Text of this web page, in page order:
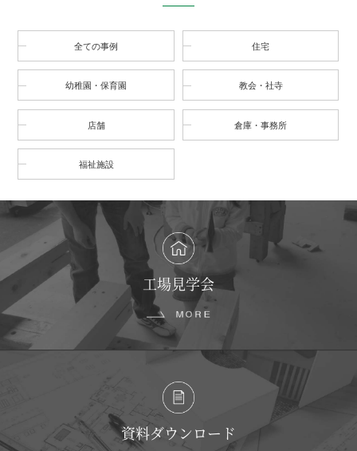
全ての事例 住宅
幼稚園・保育園 教会・社寺
店舗 倉庫・事務所
福祉施設
工場見学会
資料ダウンロード